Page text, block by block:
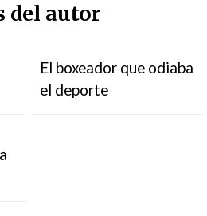
del autor
El boxeador que odiaba
el deporte